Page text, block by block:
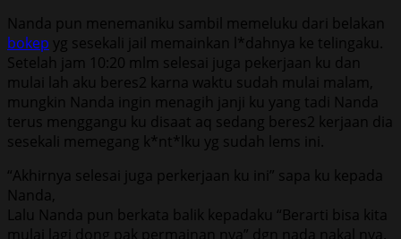
Nanda pun menemaniku sambil memeluku dari belakan
bokep yg sesekali jail memainkan l*dahnya ke telingaku.
Setelah jam 10:20 mlm selesai juga pekerjaan ku dan
mulai lah aku beres2 karna waktu sudah mulai malam,
mungkin Nanda ingin menagih janji ku yang tadi Nanda
terus menggangu ku disaat aq sedang beres2 kerjaan dia
sesekali memegang k*nt*lku yg sudah lems ini.
“Akhirnya selesai juga perkerjaan ku ini” sapa ku kepada
Nanda,
Lalu Nanda pun berkata balik kepadaku “Berarti bisa kita
mulai lagi dong pak permainan nya” dgn nada nakal nya.